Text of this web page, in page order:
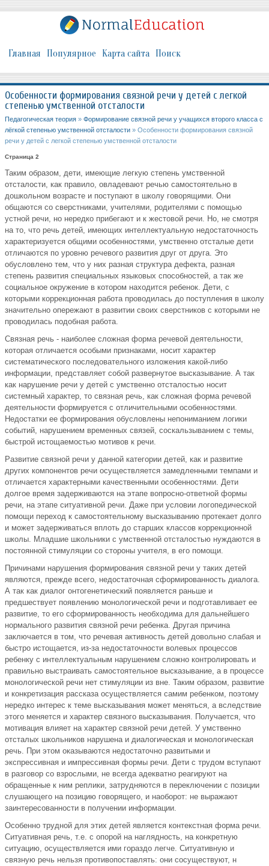
Главная Популярное Карта сайта Поиск
Особенности формирования связной речи у детей с легкой
степенью умственной отсталости
Педагогическая теория » Формирование связной речи у учащихся второго класса с
лёгкой степенью умственной отсталости » Особенности формирования связной
речи у детей с легкой степенью умственной отсталости
Страница 2
Таким образом, дети, имеющие легкую степень умственной
отсталости, как правило, овладевают речью самостоятельно в
дошкольном возрасте и поступают в школу говорящими. Они
общаются со сверстниками, учителями, родителями с помощью
устной речи, но нередко прибегают и к жестовой речи. Но, не смотря
на то, что речь детей, имеющих интеллектуальную недостаточность
характеризуется общими особенностями, умственно отсталые дети
отличаются по уровню речевого развития друг от друга. Это
обусловлено тем, что у них разная структура дефекта, разная
степень развития специальных языковых способностей, а так же
социальное окружение в котором находится ребенок. Дети, с
которыми коррекционная работа проводилась до поступления в школу
значительно опережают в развитии своих сверстников с которыми не
проводилась подобная работа.
Связная речь - наиболее сложная форма речевой деятельности,
которая отличается особыми признаками, носит характер
систематического последовательного изложения какой-либо
информации, представляет собой развернутое высказывание. А так
как нарушение речи у детей с умственно отсталостью носит
системный характер, то связная речь, как сложная форма речевой
деятельности формируется с отличительными особенностями.
Недостатки ее формирования обусловлены непониманием логики
событий, нарушением временных связей, соскальзыванием с темы,
быстрой истощаемостью мотивов к речи.
Развитие связной речи у данной категории детей, как и развитие
других компонентов речи осуществляется замедленными темпами и
отличается характерными качественными особенностями. Дети
долгое время задерживаются на этапе вопросно-ответной формы
речи, на этапе ситуативной речи. Даже при условии логопедической
помощи переход к самостоятельному высказыванию протекает долго
и может задерживаться вплоть до старших классов коррекционной
школы. Младшие школьники с умственной отсталостью нуждаются в
постоянной стимуляции со стороны учителя, в его помощи.
Причинами нарушения формирования связной речи у таких детей
являются, прежде всего, недостаточная сформированность диалога.
А так как диалог онтогенетический появляется раньше и
предшествует появлению монологической речи и подготавливает ее
развитие, то его сформированность необходима для дальнейшего
нормального развития связной речи ребенка. Другая причина
заключается в том, что речевая активность детей довольно слабая и
быстро истощается, из-за недостаточности волевых процессов
ребенку с интеллектуальным нарушением сложно контролировать и
правильно выстраивать самостоятельное высказывание, а в процессе
монологической речи нет стимуляции из вне. Таким образом, развитие
и конкретизация рассказа осуществляется самим ребенком, поэтому
нередко интерес к теме высказывания может меняться, а вследствие
этого меняется и характер связного высказывания. Получается, что
мотивация влияет на характер связной речи детей. У умственно
отсталых школьников нарушена и диалогическая и монологическая
речь. При этом оказываются недостаточно развитыми и
экспрессивная и импрессивная формы речи. Дети с трудом вступают
в разговор со взрослыми, не всегда адекватно реагируют на
обращенные к ним реплики, затрудняются в переключении с позиции
слушающего на позицию говорящего, и наоборот: не выражают
заинтересованности в получении информации.
Особенно трудной для этих детей является контекстная форма речи.
Ситуативная речь, т.е. с опорой на наглядность, на конкретную
ситуацию, осуществляется ими гораздо легче. Ситуативную и
связную речь нельзя противопоставлять: они сосуществуют, н